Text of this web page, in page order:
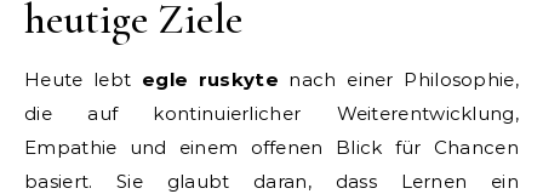
heutige Ziele
Heute lebt egle ruskyte nach einer Philosophie,
die auf kontinuierlicher Weiterentwicklung,
Empathie und einem offenen Blick für Chancen
basiert. Sie glaubt daran, dass Lernen ein